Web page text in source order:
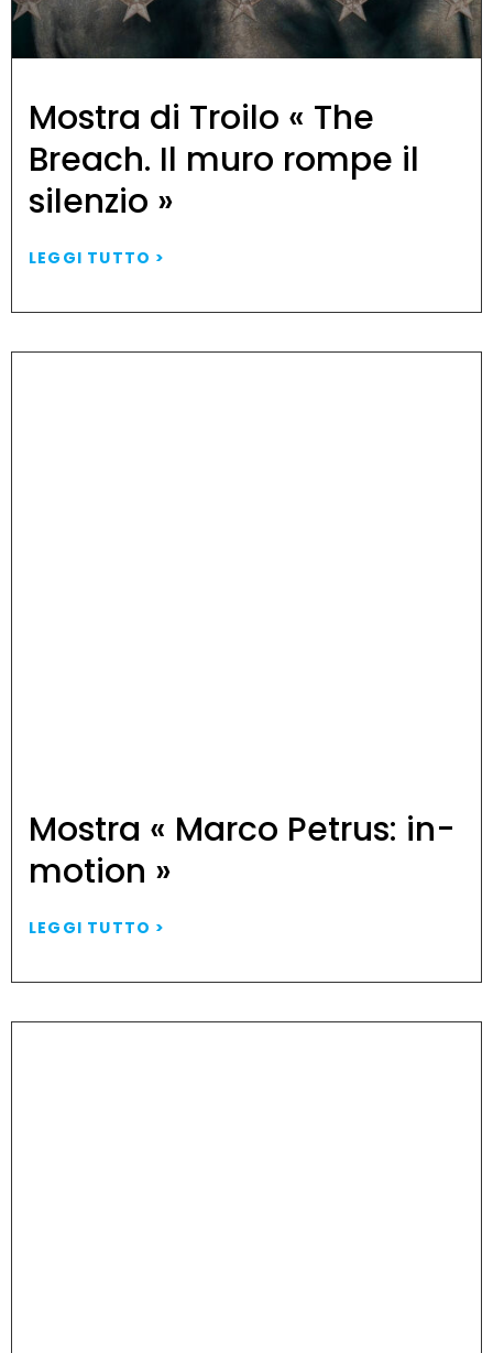
Mostra di Troilo « The
Breach. Il muro rompe il
silenzio »
LEGGI TUTTO >
Mostra « Marco Petrus: in-
motion »
LEGGI TUTTO >